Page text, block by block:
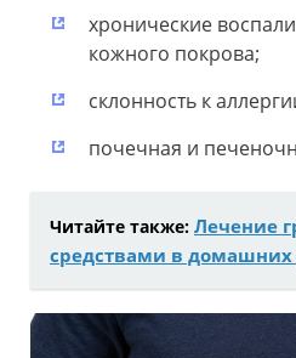
хронические
кожного покрова;
склонность к
почечная и
Читайте также: Лечение
средствами в домашних